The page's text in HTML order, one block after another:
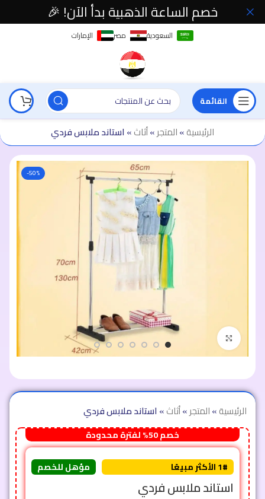
السعودية مصر الإمارات
القائمة
الرئيسية»المتجر»أثاث» استاند ملابس فردي
-50%
اضغط للتكبير
الرئيسية»المتجر»أثاث» استاند ملابس فردي
خصم 50% لفترة محدودة
1# الأكثر مبيعًا مؤهل للخصم
استاند ملابس فردي
خصم الساعة الذهبية بدأ الآن! 🎉